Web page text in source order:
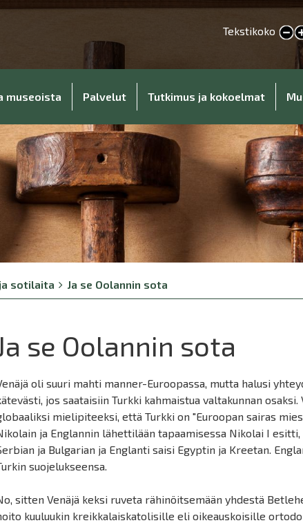
Tekstikoko
Pienennä tekstikokoa
Suurenna
museoista Palvelut Tutkimus ja kokoelmat
sotilaita
Ja se Oolannin sota
se Oolannin sota
oli suuri mahti manner-Euroopassa, mutta halusi
jos saataisiin Turkki kahmaistua valtakunnan
mielipiteeksi, että Turkki on "Euroopan sairas
ja Englannin lähettilään tapaamisessa Nikolai I
ja Bulgarian ja Englanti saisi Egyptin ja Kreetan.
suojelukseensa.
sitten Venäjä keksi ruveta rähinöitsemään yhdestä
kuuluukin kreikkalaiskatolisille eli oikeauskoisille